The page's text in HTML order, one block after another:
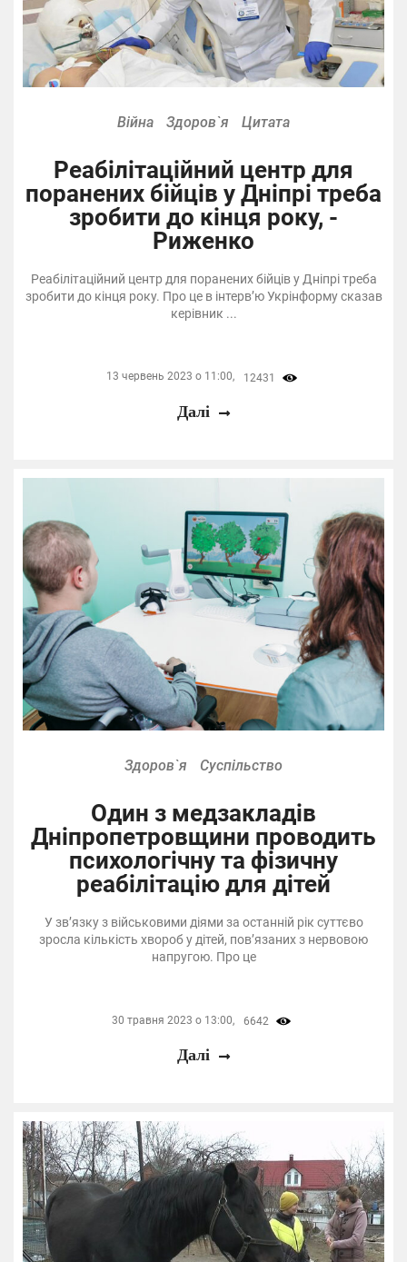
Війна Здоров`я Цитата
Реабілітаційний центр для
поранених бійців у Дніпрі треба
зробити до кінця року, -
Риженко
Реабілітаційний центр для поранених бійців у Дніпрі треба
зробити до кінця року. Про це в інтерв’ю Укрінформу сказав
керівник ...
13 червень 2023 о 11:00, 12431
Далі
Здоров`я Суспільство
Один з медзакладів
Дніпропетровщини проводить
психологічну та фізичну
реабілітацію для дітей
У звʼязку з військовими діями за останній рік суттєво
зросла кількість хвороб у дітей, пов’язаних з нервовою
напругою. Про це
30 травня 2023 о 13:00, 6642
Далі